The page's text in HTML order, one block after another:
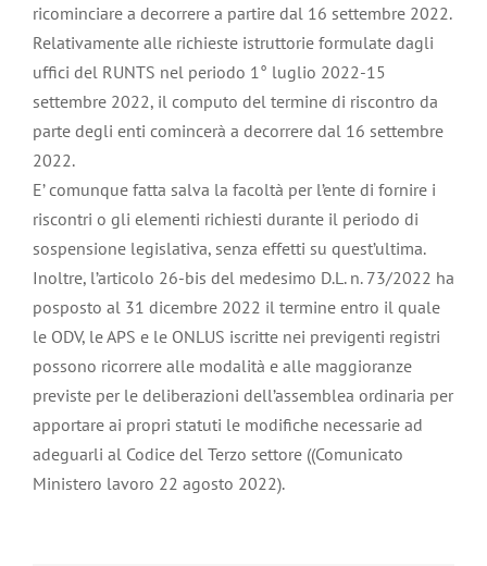
ricominciare a decorrere a partire dal 16 settembre 2022.
Relativamente alle richieste istruttorie formulate dagli
uffici del RUNTS nel periodo 1° luglio 2022-15
settembre 2022, il computo del termine di riscontro da
parte degli enti comincerà a decorrere dal 16 settembre
2022.
E’ comunque fatta salva la facoltà per l’ente di fornire i
riscontri o gli elementi richiesti durante il periodo di
sospensione legislativa, senza effetti su quest’ultima.
Inoltre, l’articolo 26-bis del medesimo D.L. n. 73/2022 ha
posposto al 31 dicembre 2022 il termine entro il quale
le ODV, le APS e le ONLUS iscritte nei previgenti registri
possono ricorrere alle modalità e alle maggioranze
previste per le deliberazioni dell’assemblea ordinaria per
apportare ai propri statuti le modifiche necessarie ad
adeguarli al Codice del Terzo settore ((Comunicato
Ministero lavoro 22 agosto 2022).